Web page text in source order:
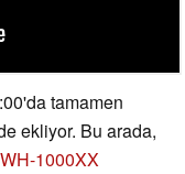
tamamen
ekliyor. Bu arada,
1000XX